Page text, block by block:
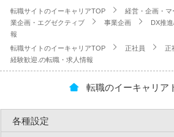
転職サイトのイーキャリアTOP 経営・企画・
業企画・エグゼクティブ
事業企画
DX推
報
転職サイトのイーキャリアTOP
正社員 正
経験歓迎.の転職・求人情報
転職のイーキャリア
各種設定